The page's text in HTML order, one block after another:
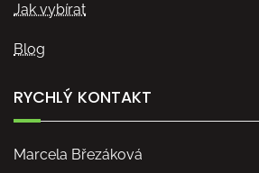
Jak vybírat
Blog
RYCHLÝ KONTAKT
Marcela Březáková